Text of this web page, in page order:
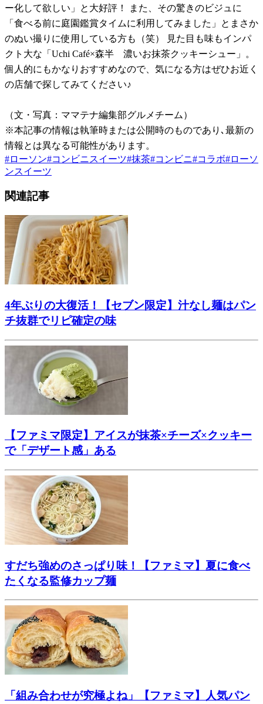
ー化して欲しい」と大好評！ また、その驚きのビジュに
「食べる前に庭園鑑賞タイムに利用してみました」とまさか
のぬい撮りに使用している方も（笑） 見た目も味もインパ
クト大な「Uchi Café×森半 濃いお抹茶クッキーシュー」。
個人的にもかなりおすすめなので、気になる方はぜひお近く
の店舗で探してみてください♪
（文・写真：ママテナ編集部グルメチーム）
※本記事の情報は執筆時または公開時のものであり､最新の
情報とは異なる可能性があります。
#ローソン#コンビニスイーツ#抹茶#コンビニ#コラボ#ローソ
ンスイーツ
関連記事
4年ぶりの大復活！【セブン限定】汁なし麺はパン
チ抜群でリピ確定の味
【ファミマ限定】アイスが抹茶×チーズ×クッキー
で「デザート感」ある
すだち強めのさっぱり味！【ファミマ】夏に食べ
たくなる監修カップ麺
「組み合わせが究極よね」【ファミマ】人気パン